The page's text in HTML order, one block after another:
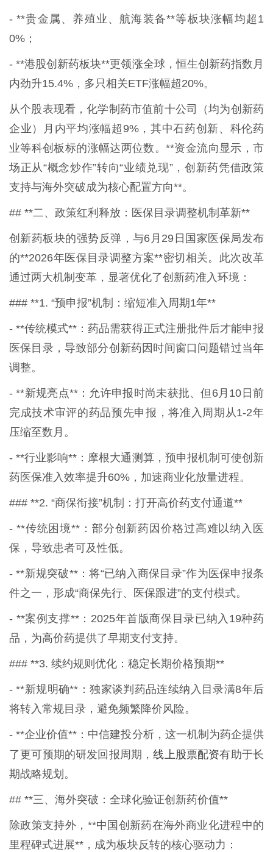
- **贵金属、养殖业、航海装备**等板块涨幅均超1
0%；
- **港股创新药板块**更领涨全球，恒生创新药指数月
内劲升15.4%，多只相关ETF涨幅超20%。
从个股表现看，化学制药市值前十公司（均为创新药
企业）月内平均涨幅超9%，其中石药创新、科伦药
业等科创板标的涨幅达两位数。**资金流向显示，市
场正从“概念炒作”转向“业绩兑现”，创新药凭借政策
支持与海外突破成为核心配置方向**。
## **二、政策红利释放：医保目录调整机制革新**
创新药板块的强势反弹，与6月29日国家医保局发布
的**2026年医保目录调整方案**密切相关。此次改革
通过两大机制变革，显著优化了创新药准入环境：
### **1. “预申报”机制：缩短准入周期1年**
- **传统模式**：药品需获得正式注册批件后才能申报
医保目录，导致部分创新药因时间窗口问题错过当年
调整。
- **新规亮点**：允许申报时尚未获批、但6月10日前
完成技术审评的药品预先申报，将准入周期从1-2年
压缩至数月。
- **行业影响**：摩根大通测算，预申报机制可使创新
药医保准入效率提升60%，加速商业化放量进程。
### **2. “商保衔接”机制：打开高价药支付通道**
- **传统困境**：部分创新药因价格过高难以纳入医
保，导致患者可及性低。
- **新规突破**：将“已纳入商保目录”作为医保申报条
件之一，形成“商保先行、医保跟进”的支付模式。
- **案例支撑**：2025年首版商保目录已纳入19种药
品，为高价药提供了早期支付支持。
### **3. 续约规则优化：稳定长期价格预期**
- **新规明确**：独家谈判药品连续纳入目录满8年后
将转入常规目录，避免频繁降价风险。
- **企业价值**：中信建投分析，这一机制为药企提供
了更可预期的研发回报周期，线上股票配资有助于长
期战略规划。
## **三、海外突破：全球化验证创新药价值**
除政策支持外，**中国创新药在海外商业化进程中的
里程碑式进展**，成为板块反转的核心驱动力：